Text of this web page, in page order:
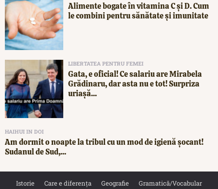
Alimente bogate în vitamina C și D. Cum
le combini pentru sănătate și imunitate
LIBERTATEA PENTRU FEMEI
Gata, e oficial! Ce salariu are Mirabela
Grădinaru, dar asta nu e tot! Surpriza
uriașă...
HAIHUI IN DOI
Am dormit o noapte la tribul cu un mod de igienă șocant!
Sudanul de Sud,...
Istorie Care e diferența Geografie Gramatică/Vocabular